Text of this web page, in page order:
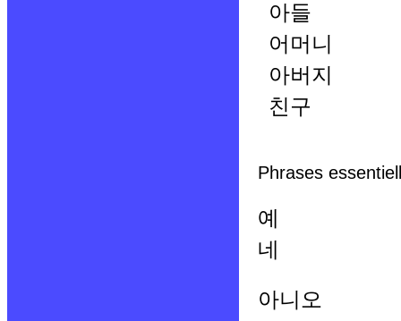
아들
어머니
아버지
친구
Phrases
예
네
아니오